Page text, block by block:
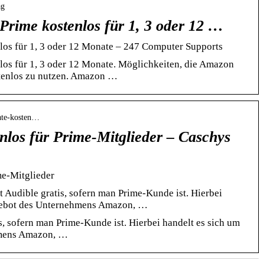
kostenlos für 1, 3 oder 12 …
für 1, 3 oder 12 Monate – 247 Computer Supports
für 1, 3 oder 12 Monate. Möglichkeiten, die Amazon
zu nutzen. Amazon …
kosten…
für Prime-Mitglieder – Caschys
Mitglieder
gratis, sofern man Prime-Kunde ist. Hierbei
des Unternehmens Amazon, …
sofern man Prime-Kunde ist. Hierbei handelt es sich um
Amazon, …